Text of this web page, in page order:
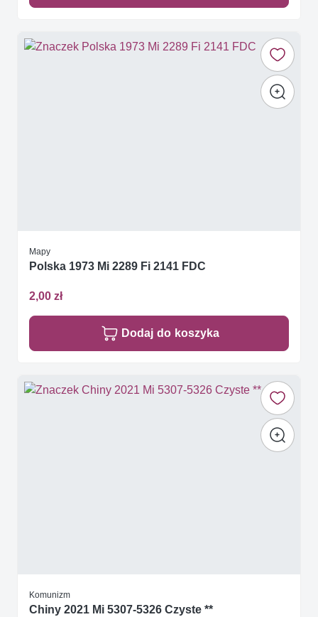
Mapy
Polska 1973 Mi 2289 Fi 2141 FDC
2,00 zł
Dodaj do koszyka
Komunizm
Chiny 2021 Mi 5307-5326 Czyste **